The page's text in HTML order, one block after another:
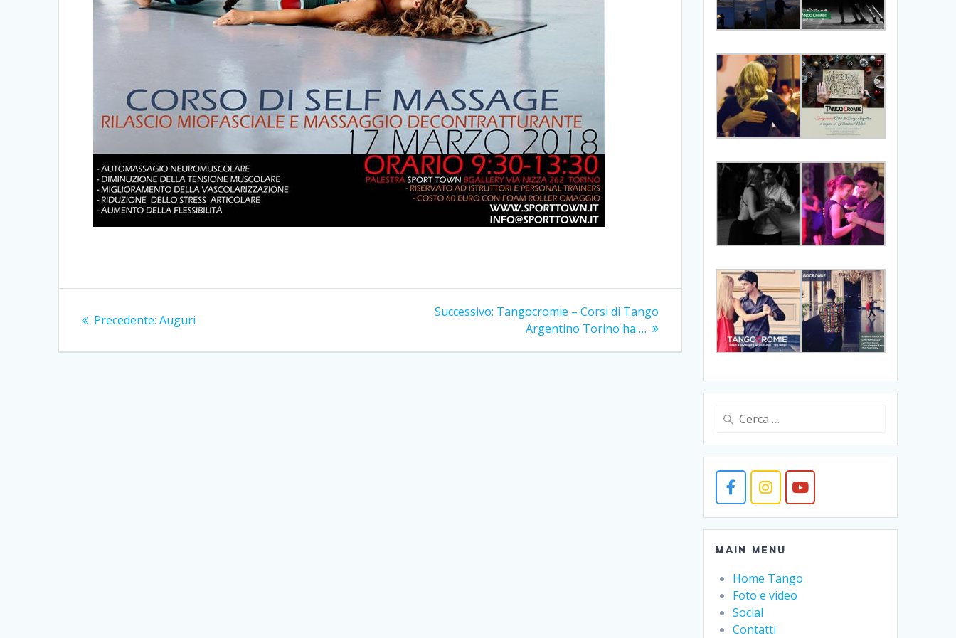
Precedente: Articolo
Auguri
Successivo: Articolo
successivo:
Tangocromie – Corsi di Tango
Argentino Torino ha …
Ricerca
per:
MAIN MENU
Home Tango
Foto e video
Social
Contatti